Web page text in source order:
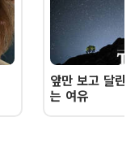
앞만 보고 달린
는 여유